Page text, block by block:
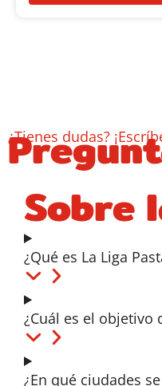
¿Tienes dudas?
Sobre
¿Qué es La Liga
¿Cuál es el objetivo
¿En qué ciudades